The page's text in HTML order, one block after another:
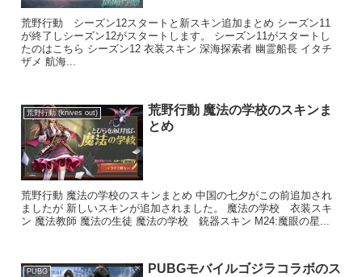
荒野行動 シーズン12スタートと新スキン追加まとめ シーズン11
が終了しシーズン12がスタートします。 シーズン11がスタートし
たのはこちら シーズン12 衣装スキン 深海探索者 幽霊船長 イタチ
ザメ 航海...
荒野行動 (knives out)
荒野行動 魔法の学校のスキンま
とめ
荒野行動 魔法の学校のスキンまとめ 中国の七夕がこの前追加され
ましたが 新しいスキンが追加されました。 魔法の学校 衣装スキ
ン 魔法教師 魔法の生徒 魔法の学校 銃器スキン M24:魔眼の星...
PUBG
PUBGモバイルゴジラコラボのス